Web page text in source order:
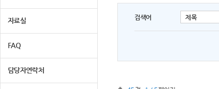
자료실
FAQ
담당자연락처
검색어